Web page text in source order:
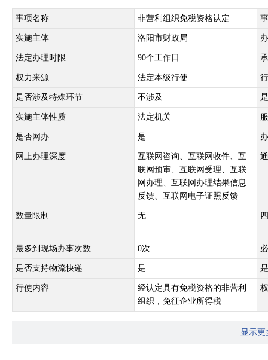
事项名称 非营利组织免税资格认定
实施主体 洛阳市财政局
法定办理时限 90个工作日
权力来源 法定本级行使
是否涉及特殊环节 不涉及
实施主体性质 法定机关
是否网办 是
网上办理深度
互联网咨询、互联网收件、互
联网预审、互联网受理、互联
网办理、互联网办理结果信息
反馈、互联网电子证照反馈
数量限制 无
最多到现场办事次数 0次
是否支持物流快递 是
行使内容
经认定具有免税资格的非营利
组织，免征企业所得税
显示更